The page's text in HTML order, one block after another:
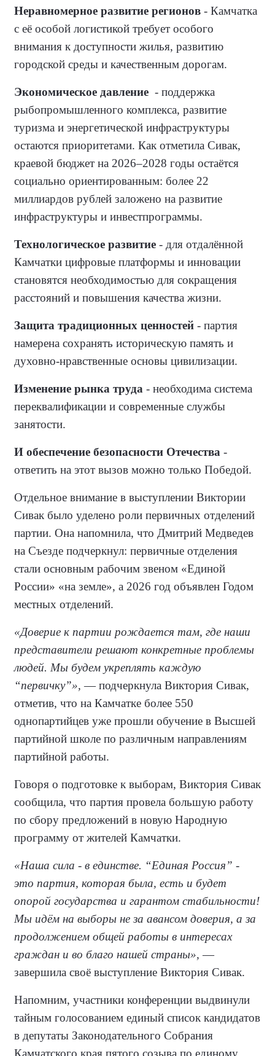
Неравномерное развитие регионов - Камчатка
с её особой логистикой требует особого
внимания к доступности жилья, развитию
городской среды и качественным дорогам.
Экономическое давление - поддержка
рыбопромышленного комплекса, развитие
туризма и энергетической инфраструктуры
остаются приоритетами. Как отметила Сивак,
краевой бюджет на 2026–2028 годы остаётся
социально ориентированным: более 22
миллиардов рублей заложено на развитие
инфраструктуры и инвестпрограммы.
Технологическое развитие - для отдалённой
Камчатки цифровые платформы и инновации
становятся необходимостью для сокращения
расстояний и повышения качества жизни.
Защита традиционных ценностей - партия
намерена сохранять историческую память и
духовно-нравственные основы цивилизации.
Изменение рынка труда - необходима система
переквалификации и современные службы
занятости.
И обеспечение безопасности Отечества -
ответить на этот вызов можно только Победой.
Отдельное внимание в выступлении Виктории
Сивак было уделено роли первичных отделений
партии. Она напомнила, что Дмитрий Медведев
на Съезде подчеркнул: первичные отделения
стали основным рабочим звеном «Единой
России» «на земле», а 2026 год объявлен Годом
местных отделений.
«Доверие к партии рождается там, где наши
представители решают конкретные проблемы
людей. Мы будем укреплять каждую
“первичку”», — подчеркнула Виктория Сивак,
отметив, что на Камчатке более 550
однопартийцев уже прошли обучение в Высшей
партийной школе по различным направлениям
партийной работы.
Говоря о подготовке к выборам, Виктория Сивак
сообщила, что партия провела большую работу
по сбору предложений в новую Народную
программу от жителей Камчатки.
«Наша сила - в единстве. “Единая Россия” -
это партия, которая была, есть и будет
опорой государства и гарантом стабильности!
Мы идём на выборы не за авансом доверия, а за
продолжением общей работы в интересах
граждан и во благо нашей страны», —
завершила своё выступление Виктория Сивак.
Напомним, участники конференции выдвинули
тайным голосованием единый список кандидатов
в депутаты Законодательного Собрания
Камчатского края пятого созыва по единому